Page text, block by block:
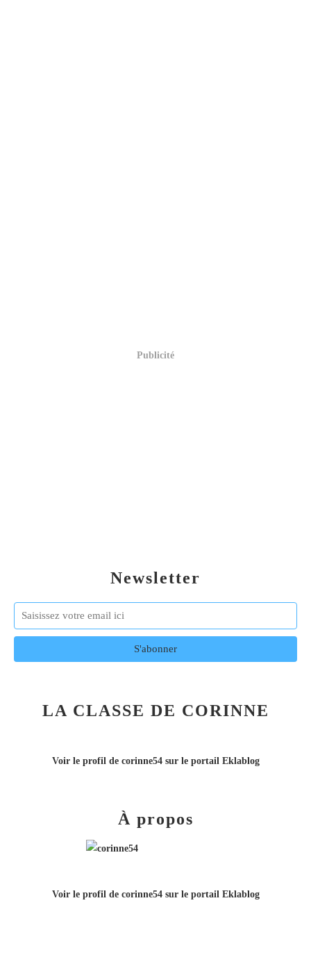
Newsletter
Publicité
LA CLASSE DE CORINNE
Voir le profil de corinne54sur le portail Eklablog
À propos
Voir le profil de corinne54sur le portail Eklablog